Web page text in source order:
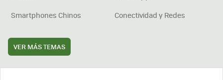
Smartphones Chinos
Conectividad y Redes
VER MÁS TEMAS